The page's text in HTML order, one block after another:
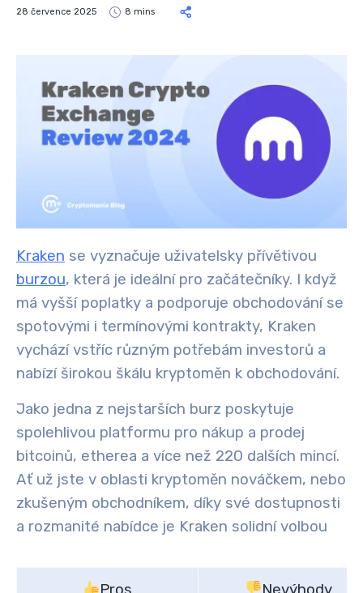
28 července 2025 8 mins
Kraken se vyznačuje uživatelsky přívětivou
burzou, která je ideální pro začátečníky. I když
má vyšší poplatky a podporuje obchodování se
spotovými i termínovými kontrakty, Kraken
vychází vstříc různým potřebám investorů a
nabízí širokou škálu kryptoměn k obchodování.
Jako jedna z nejstarších burz poskytuje
spolehlivou platformu pro nákup a prodej
bitcoinů, etherea a více než 220 dalších mincí.
Ať už jste v oblasti kryptoměn nováčkem, nebo
zkušeným obchodníkem, díky své dostupnosti
a rozmanité nabídce je Kraken solidní volbou